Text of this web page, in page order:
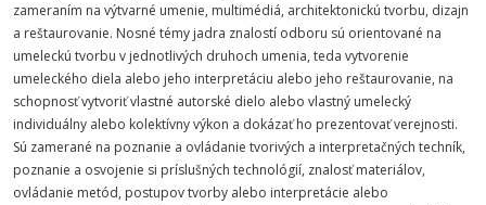
zameraním na výtvarné umenie, multimédiá, architektonickú tvorbu, dizajn
a reštaurovanie. Nosné témy jadra znalostí odboru sú orientované na
umeleckú tvorbu v jednotlivých druhoch umenia, teda vytvorenie
umeleckého diela alebo jeho interpretáciu alebo jeho reštaurovanie, na
schopnosť vytvoriť vlastné autorské dielo alebo vlastný umelecký
individuálny alebo kolektívny výkon a dokázať ho prezentovať verejnosti.
Sú zamerané na poznanie a ovládanie tvorivých a interpretačných techník,
poznanie a osvojenie si príslušných technológií, znalosť materiálov,
ovládanie metód, postupov tvorby alebo interpretácie alebo